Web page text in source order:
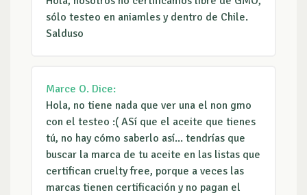
sólo testeo en aniamles y dentro de Chile.
Salduso
Marce O. Dice:
Hola, no tiene nada que ver una el non gmo
con el testeo :( ASí que el aceite que tienes
tú, no hay cómo saberlo así... tendrías que
buscar la marca de tu aceite en las listas que
certifican cruelty free, porque a veces las
marcas tienen certificación y no pagan el